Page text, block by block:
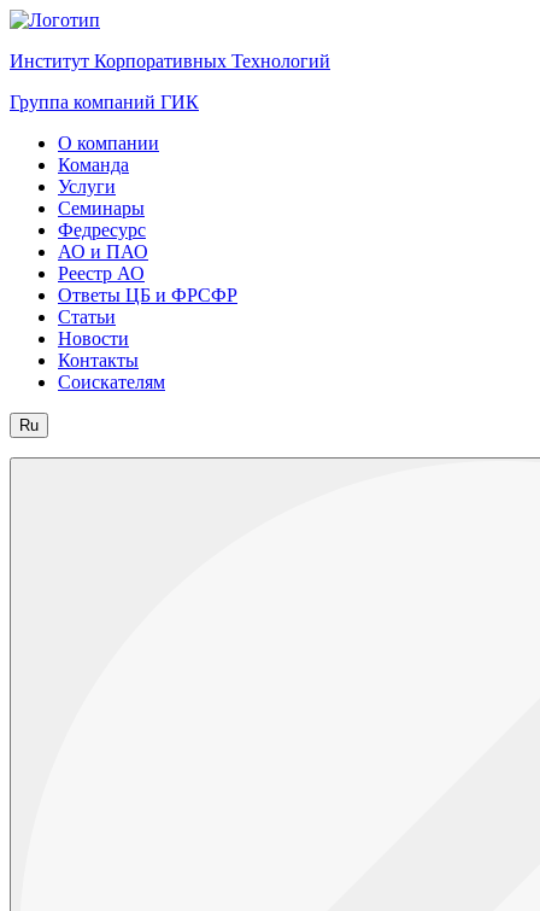
Институт Корпоративных Технологий
Группа компаний ГИК
О компании
Команда
Услуги
Семинары
Федресурс
АО и ПАО
Реестр АО
Ответы ЦБ и ФРСФР
Статьи
Новости
Контакты
Соискателям
Ru